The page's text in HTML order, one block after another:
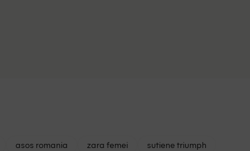
asos romania zara femei
sutiene triumph